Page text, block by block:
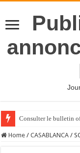
Consulter le bulletin
Home / CASABLANCA /